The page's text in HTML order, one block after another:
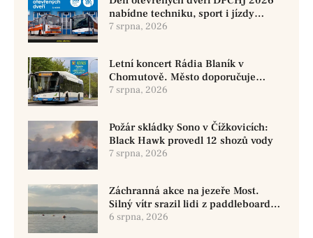
nabídne techniku, sport i jízdy
historickými vozy
7 srpna, 2026
Letní koncert Rádia Blaník v
Chomutově. Město doporučuje
využít MHD
7 srpna, 2026
Požár skládky Sono v Čížkovicích:
Black Hawk provedl 12 shozů vody
7 srpna, 2026
Záchranná akce na jezeře Most.
Silný vítr srazil lidi z paddleboardů,
dvě osoby se pohřešují
6 srpna, 2026